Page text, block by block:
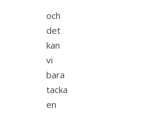
och
det
kan
vi
bara
tacka
en